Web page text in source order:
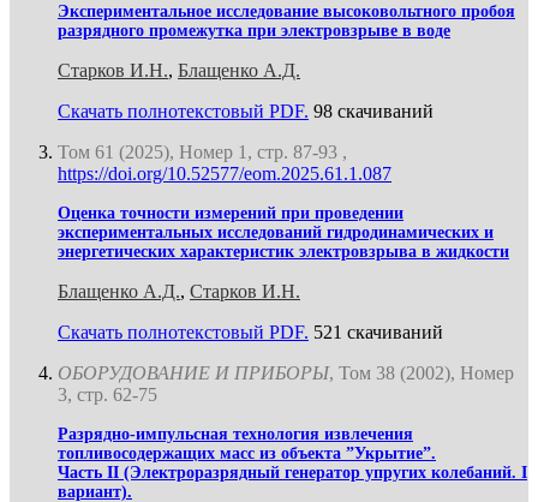
Экспериментальное исследование высоковольтного пробоя
разрядного промежутка при электровзрыве в воде
Старков И.Н., Блащенко А.Д.
Скачать полнотекстовый PDF. 98 скачиваний
Том 61 (2025), Номер 1, стр. 87-93 ,
https://doi.org/10.52577/eom.2025.61.1.087
Оценка точности измерений при проведении
экспериментальных исследований гидродинамических и
энергетических характеристик электровзрыва в жидкости
Блащенко А.Д., Старков И.Н.
Скачать полнотекстовый PDF. 521 скачиваний
ОБОРУДОВАНИЕ И ПРИБОРЫ, Том 38 (2002), Номер
3, стр. 62-75
Разрядно-импульсная технология извлечения
топливосодержащих масс из объекта ”Укрытие”.
Часть II (Электроразрядный генератор упругих колебаний. I
вариант).